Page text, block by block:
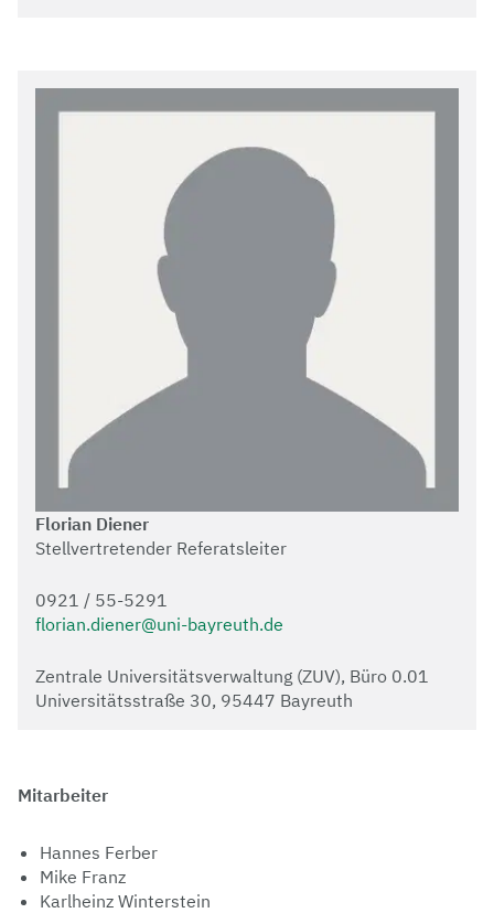
Florian Diener
Stellvertretender Referatsleiter
0921 / 55-5291
florian.diener@uni-bayreuth.de
Zentrale Universitätsverwaltung (ZUV), Büro 0.01
Universitätsstraße 30, 95447 Bayreuth
Mitarbeiter
Hannes Ferber
Mike Franz
Karlheinz Winterstein